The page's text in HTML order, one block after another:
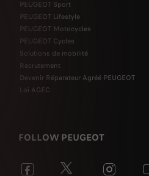
PEUGEOT Sport
PEUGEOT Lifestyle
PEUGEOT Motocycles
PEUGEOT Cycles
Solutions de mobilité
Recrutement
Devenir Réparateur Agréé PEUGEOT
Loi AGEC
FOLLOW PEUGEOT